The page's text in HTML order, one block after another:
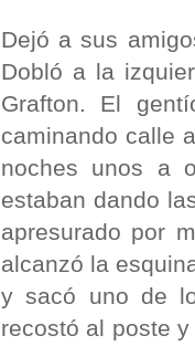
Dejó a sus
Dobló a la
Grafton. El
caminando calle
noches unos a
estaban dando
apresurado por
alcanzó la
y sacó uno de
recostó al poste